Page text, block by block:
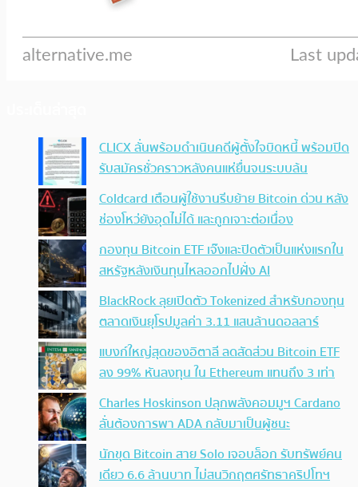
CLICX ลั่นพร้อมดำเนินคดีผู้ตั้งใจบิดหนี้ พร้อมปิด
รับสมัครชั่วคราวหลังคนแห่ยื่นจนระบบล้น
Coldcard เตือนผู้ใช้งานรีบย้าย Bitcoin ด่วน หลัง
ช่องโหว่ยังอุดไม่ได้ และถูกเจาะต่อเนื่อง
กองทุน Bitcoin ETF เจ๊งและปิดตัวเป็นแห่งแรกใน
สหรัฐหลังเงินทุนไหลออกไปฝั่ง AI
BlackRock ลุยเปิดตัว Tokenized สำหรับกองทุน
ตลาดเงินยุโรปมูลค่า 3.11 แสนล้านดอลลาร์
แบงก์ใหญ่สุดของอิตาลี ลดสัดส่วน Bitcoin ETF
ลง 99% หันลงทุน ใน Ethereum แทนถึง 3 เท่า
Charles Hoskinson ปลุกพลังคอมมูฯ Cardano
ลั่นต้องการพา ADA กลับมาเป็นผู้ชนะ
นักขุด Bitcoin สาย Solo เจอบล็อก รับทรัพย์คน
เดียว 6.6 ล้านบาท ไม่สนวิกฤตศรัทธาคริปโทฯ